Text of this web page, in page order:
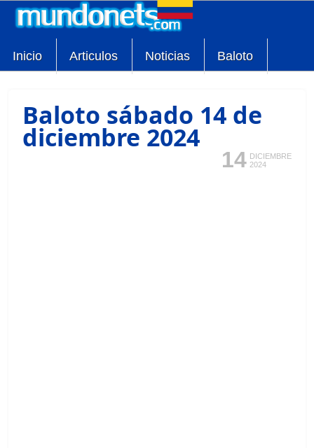
Inicio Articulos Noticias Baloto
Baloto sábado 14 de
diciembre 2024
14 DICIEMBRE
2024